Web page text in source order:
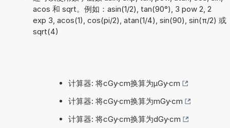
acos 和 sqrt。例如：asin(1/2), tan(90°), 3 pow 2, 2
exp 3, acos(1), cos(pi/2), atan(1/4), sin(90), sin(π/2) 或
sqrt(4)
计算器: 将cGy·cm换算为µGy·cm
计算器: 将cGy·cm换算为mGy·cm
计算器: 将cGy·cm换算为dGy·cm